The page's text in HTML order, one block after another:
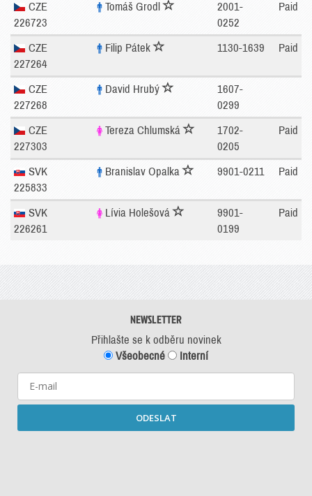
CZE
226723
Tomáš Grodl
2001-
0252
Paid
CZE
227264
Filip Pátek 1130-1639 Paid
CZE
227268
David Hrubý
1607-
0299
CZE
227303
Tereza Chlumská
1702-
0205
Paid
SVK
225833
Branislav Opalka 9901-0211 Paid
SVK
226261
Lívia Holešová
9901-
0199
Paid
NEWSLETTER
Přihlašte se k odběru novinek
Všeobecné
Interní
ODESLAT